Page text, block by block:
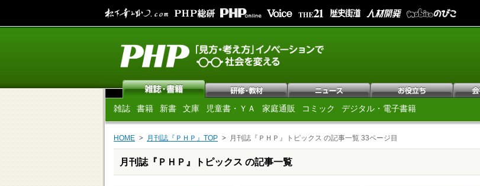
雑誌 書籍 新書 文庫 児童書・ＹＡ 家庭通販 コミック デジタル・電子書籍
HOME 月刊誌『ＰＨＰ』TOP 月刊誌『ＰＨＰ』トピックス の記事一覧 33ページ目
月刊誌『ＰＨＰ』トピックス の記事一覧